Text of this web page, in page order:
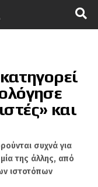
και
συχνά για
της άλλης, από
ιστοτόπων